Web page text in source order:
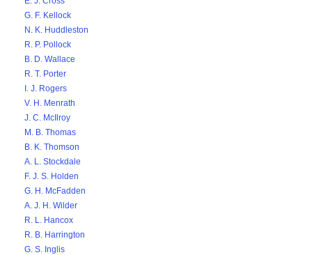
G. F. Kellock
N. K. Huddleston
R. P. Pollock
B. D. Wallace
R. T. Porter
I. J. Rogers
V. H. Menrath
J. C. McIlroy
M. B. Thomas
B. K. Thomson
A. L. Stockdale
F. J. S. Holden
G. H. McFadden
A. J. H. Wilder
R. L. Hancox
R. B. Harrington
G. S. Inglis